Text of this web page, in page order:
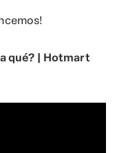
qué? | Hotmart